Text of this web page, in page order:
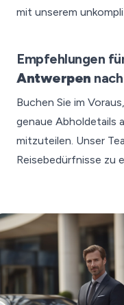
mit unserem
Empfehlungen
Antwerpen nach
Buchen Sie im
genaue Abholdetails
mitzuteilen. Unser
Reisebedürfnisse zu